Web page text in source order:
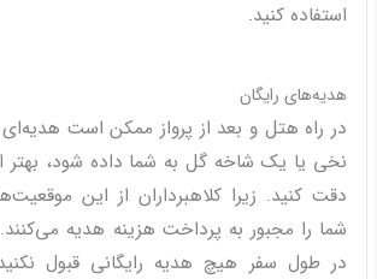
استفاده کنید.
هدیه‌های رایگان
در راه هتل و بعد از پرواز ممکن است
نخی یا یک شاخه گل به شما داده شود، بهتر
دقت کنید. زیرا کلاهبرداران از این
شما را مجبور به پرداخت هزینه هدیه می‌کنند.
در طول سفر هیچ هدیه رایگانی قبول